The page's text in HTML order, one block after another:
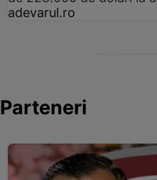
adevarul.ro
Parteneri